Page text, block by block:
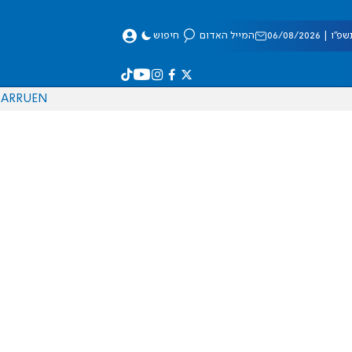
08/2026 המייל האדום חיפוש
EN
RU
AR